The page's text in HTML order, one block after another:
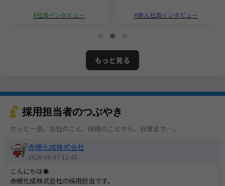
社員インタビュー 新入社員インタビュー
もっと見る
採用担当者のつぶやき
ホッと一息。会社のこと、採用のことから、日常まで…。
赤穂化成株式会社
2026-08-07 11:42
こんにちは☀
赤穂化成株式会社の採用担当です。